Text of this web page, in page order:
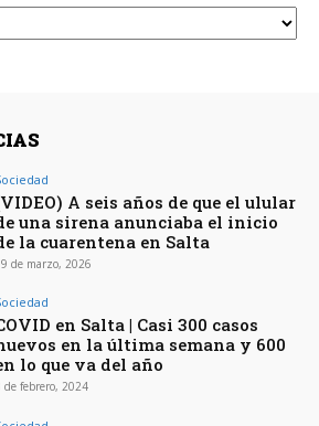
A seis años de que el ulular
una sirena anunciaba el inicio
la cuarentena en Salta
de marzo, 2026
en Salta | Casi 300 casos
en la última semana y 600
lo que va del año
de febrero, 2024